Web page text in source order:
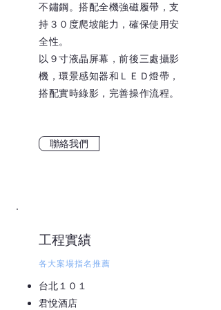
不鏽鋼。搭配全機強磁履帶，支
持３０度爬坡能力，確保使用安
全性。
以９寸液晶屏幕，前後三處攝影
機，環景感知器和ＬＥＤ燈帶，
搭配實時綠影，完善操作流程。
聯絡我們
工程實績
各大案場指名推薦
台北１０１
​君悅酒店